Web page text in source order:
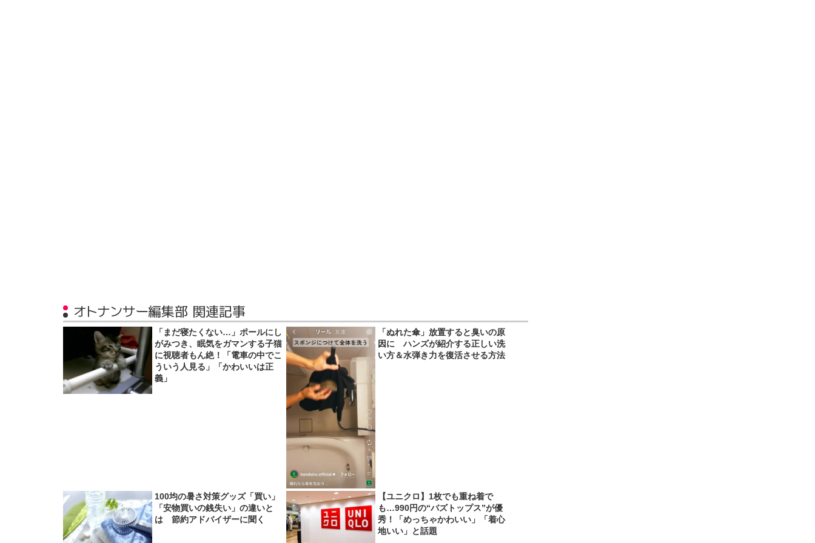
オトナンサー編集部 関連記事
「まだ寝たくない…」ポールにし
がみつき、眠気をガマンする子猫
に視聴者もん絶！「電車の中でこ
ういう人見る」「かわいいは正
義」
「ぬれた傘」放置すると臭いの原
因に ハンズが紹介する正しい洗
い方＆水弾き力を復活させる方法
100均の暑さ対策グッズ「買い」
「安物買いの銭失い」の違いと
は 節約アドバイザーに聞く
【ユニクロ】1枚でも重ね着で
も…990円の“バズトップス”が優
秀！「めっちゃかわいい」「着心
地いい」と話題